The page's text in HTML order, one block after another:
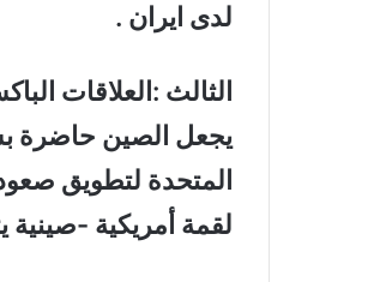
لدى ايران .
الثالث :العلاقات
يجعل الصين حاضرة
المتحدة لتطويق
لقمة أمريكية -صينية